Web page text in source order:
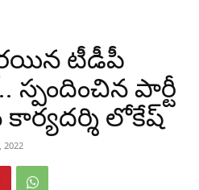
టీడీపీ
స్పందించిన పార్టీ
లోకేష్
2022